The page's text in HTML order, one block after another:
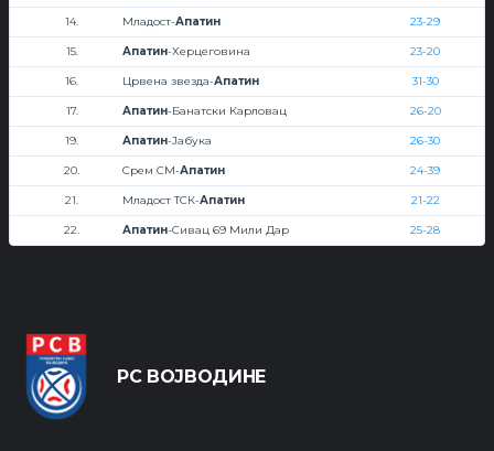
14. Младост-Апатин 23-29
15. Апатин-Херцеговина 23-20
16. Црвена звезда-Апатин 31-30
17. Апатин-Банатски Карловац 26-20
19. Апатин-Јабука 26-30
20. Срем СМ-Апатин 24-39
21. Младост ТСК-Апатин 21-22
22. Апатин-Сивац 69 Мили Дар 25-28
РС ВОЈВОДИНЕ